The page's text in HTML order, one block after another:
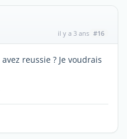
il y a 3 ans #16
reussie ? Je voudrais